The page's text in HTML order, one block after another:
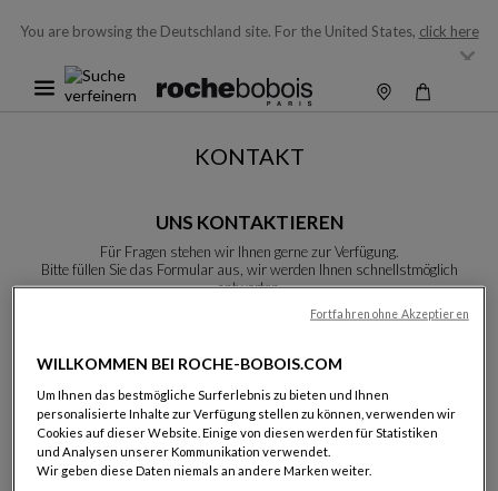
You are browsing the Deutschland site. For the United States, click here
KONTAKT
UNS KONTAKTIEREN
Für Fragen stehen wir Ihnen gerne zur Verfügung.
Bitte füllen Sie das Formular aus, wir werden Ihnen schnellstmöglich
antworten.
Sofern nicht anders vermerkt, sind alle Felder Pflichtfelder.
Vorname:
WILLKOMMEN BEI ROCHE-BOBOIS.COM
Um Ihnen das bestmögliche Surferlebnis zu bieten und Ihnen
personalisierte Inhalte zur Verfügung stellen zu können, verwenden wir
Cookies auf dieser Website. Einige von diesen werden für Statistiken
und Analysen unserer Kommunikation verwendet.
Wir geben diese Daten niemals an andere Marken weiter.
Fortfahren ohne Akzeptieren